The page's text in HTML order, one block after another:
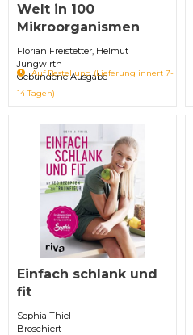
Welt in 100
Mikroorganismen
Florian Freistetter, Helmut
Jungwirth
Gebundene Ausgabe
Auf Bestellung (Lieferung innert 7-
14 Tagen)
Einfach schlank und
fit
Sophia Thiel
Broschiert